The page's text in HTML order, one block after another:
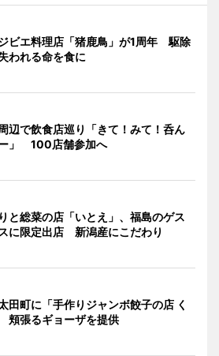
ビエ料理店「猪鹿鳥」が1周年 駆除
われる命を食に
辺で飲食店巡り「きて！みて！呑ん
」 100店舗参加へ
と総菜の店「いとえ」、福島のゲス
に限定出店 新潟産にこだわり
田町に「手作りジャンボ餃子の店 く
頬張るギョーザを提供